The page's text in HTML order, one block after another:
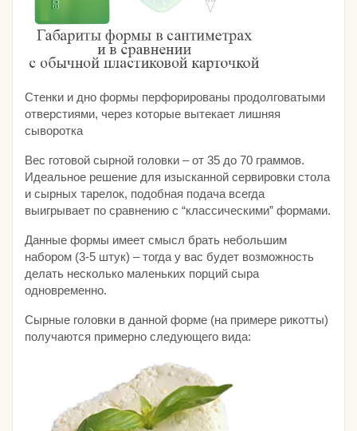
Стенки и дно формы перфорированы продолговатыми
отверстиями, через которые вытекает лишняя
сыворотка
Вес готовой сырной головки – от 35 до 70 граммов.
Идеальное решение для изысканной сервировки стола
и сырных тарелок, подобная подача всегда
выигрывает по сравнению с “классическими” формами.
Данные формы имеет смысл брать небольшим
набором (3-5 штук) – тогда у вас будет возможность
делать несколько маленьких порций сыра
одновременно.
Сырные головки в данной форме (на примере рикотты)
получаются примерно следующего вида: